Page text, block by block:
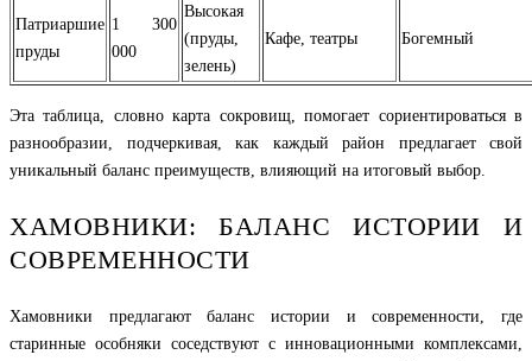
Патриаршие
пруды
1 300
000
Высокая
(пруды,
зелень)
Кафе, театры Богемный
Эта таблица, словно карта сокровищ, помогает сориентироваться в
разнообразии, подчеркивая, как каждый район предлагает свой
уникальный баланс преимуществ, влияющий на итоговый выбор.
ХАМОВНИКИ: БАЛАНС ИСТОРИИ И
СОВРЕМЕННОСТИ
Хамовники предлагают баланс истории и современности, где
старинные особняки соседствуют с инновационными комплексами,